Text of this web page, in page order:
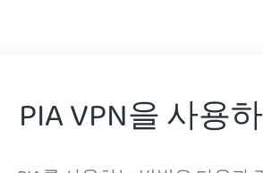
PIA VPN을 사용